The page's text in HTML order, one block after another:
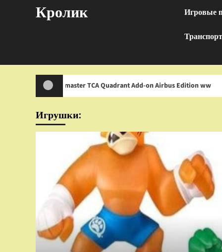
Кролик Игровые
Транспорт
TCA Quadrant Add-on Airbus Edition ww
Игрушки: